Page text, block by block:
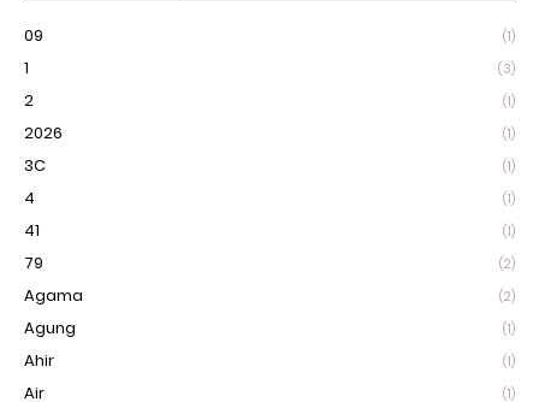
09 (1)
1 (3)
2 (1)
2026 (1)
3C (1)
4 (1)
41 (1)
79 (2)
Agama (2)
Agung (1)
Ahir (1)
Air (1)